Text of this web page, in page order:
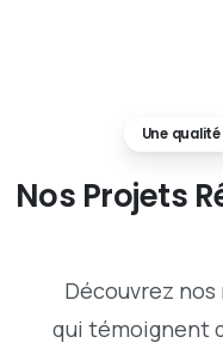
Une
Nos Projets
Découvrez
qui témoignent